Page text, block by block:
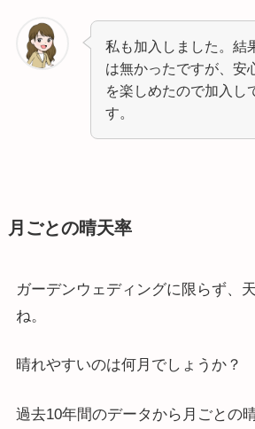
私も加入しました。結
は無かったですが、安
を楽しめたので加入し
す。
月ごとの晴天率
ガーデンウェディングに限らず、
ね。
晴れやすいのは何月でしょうか？
過去10年間のデータから月ごとの